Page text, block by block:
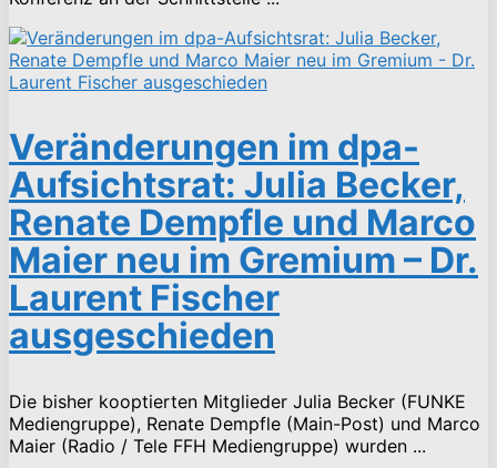
Veränderungen im dpa-
Aufsichtsrat: Julia Becker,
Renate Dempfle und Marco
Maier neu im Gremium – Dr.
Laurent Fischer
ausgeschieden
Die bisher kooptierten Mitglieder Julia Becker (FUNKE
Mediengruppe), Renate Dempfle (Main-Post) und Marco
Maier (Radio / Tele FFH Mediengruppe) wurden ...